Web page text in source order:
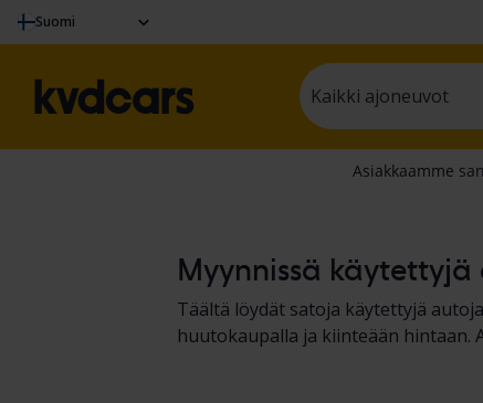
Suomi
Kaikki ajoneuvot
Myynnissä
Täältä löydät satoja käytettyjä
huutokaupalla ja kiinteään